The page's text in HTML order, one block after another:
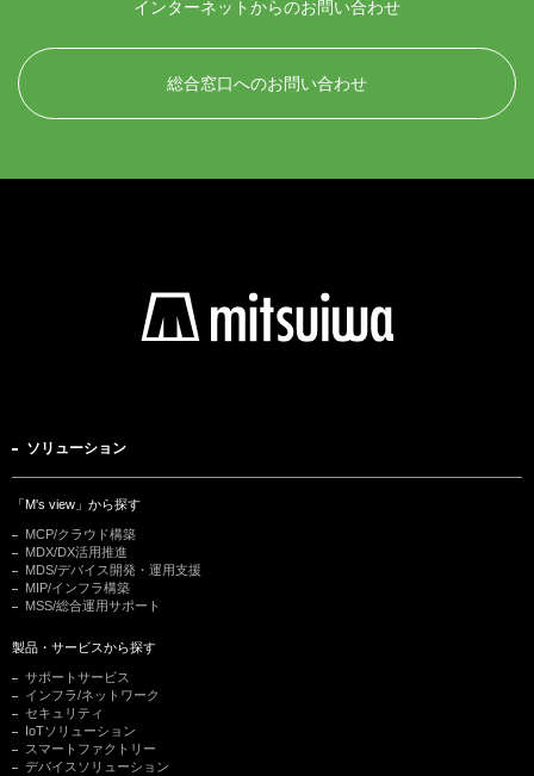
インターネットからのお問い合わせ
総合窓口へのお問い合わせ
ソリューション
「M's view」から探す
MCP/クラウド構築
MDX/DX活用推進
MDS/デバイス開発・運用支援
MIP/インフラ構築
MSS/総合運用サポート
製品・サービスから探す
サポートサービス
インフラ/ネットワーク
セキュリティ
IoTソリューション
スマートファクトリー
デバイスソリューション